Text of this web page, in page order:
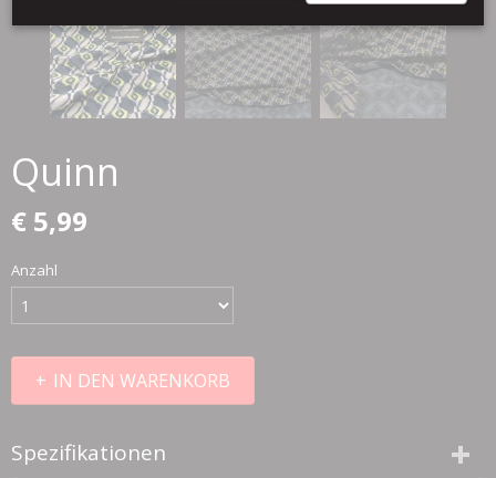
Quinn
€ 5,99
Anzahl
IN DEN WARENKORB
Spezifikationen